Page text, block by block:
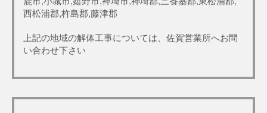
西松浦郡,杵島郡,藤津郡
上記の地域の解体工事については、佐賀営業所へお問
い合わせ下さい